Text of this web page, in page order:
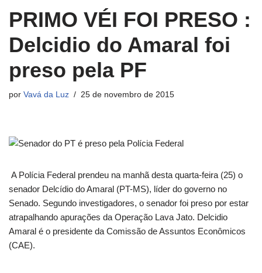
PRIMO VÉI FOI PRESO :
Delcidio do Amaral foi
preso pela PF
por Vavá da Luz 25 de novembro de 2015
A Polícia Federal prendeu na manhã desta quarta-feira (25) o
senador Delcídio do Amaral (PT-MS), líder do governo no
Senado. Segundo investigadores, o senador foi preso por estar
atrapalhando apurações da Operação Lava Jato. Delcidio
Amaral é o presidente da Comissão de Assuntos Econômicos
(CAE).